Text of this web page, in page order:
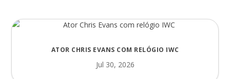
ATOR CHRIS EVANS COM RELÓGIO IWC
Jul 30, 2026